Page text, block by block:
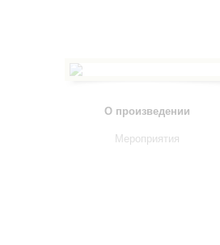
О произведении
Мероприятия